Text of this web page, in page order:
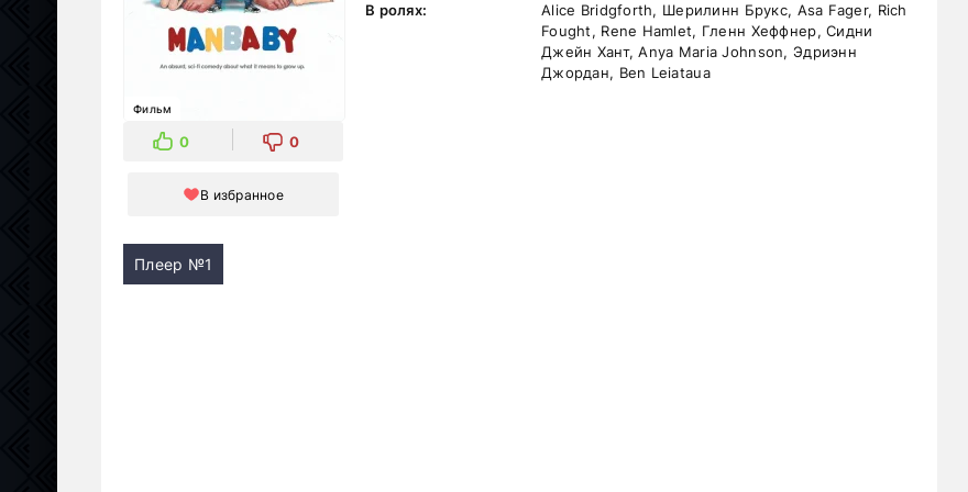
Фильм
0 0
В избранное
В ролях:
Alice Bridgforth, Шерилинн Брукс, Asa Fager, Rich
Fought, Rene Hamlet, Гленн Хеффнер, Сидни
Джейн Хант, Anya Maria Johnson, Эдриэнн
Джордан, Ben Leiataua
Плеер №1